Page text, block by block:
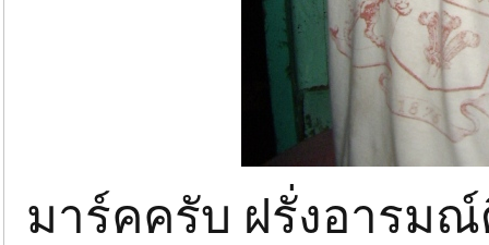
มาร์คครับ ฝรั่งอารมณ์